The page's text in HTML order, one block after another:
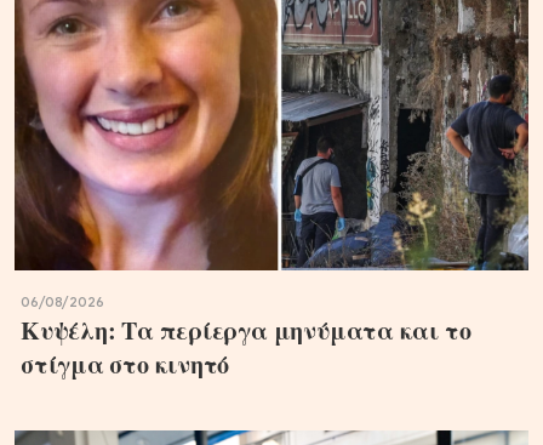
06/08/2026
Κυψέλη: Τα περίεργα μηνύματα και το
στίγμα στο κινητό